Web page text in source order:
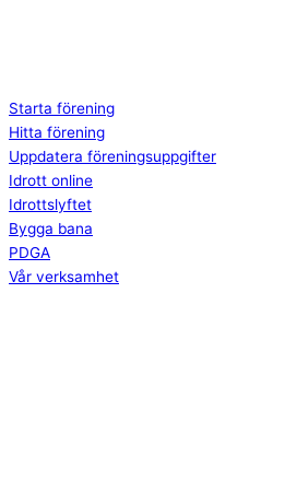
Starta förening
Hitta förening
Uppdatera föreningsuppgifter
Idrott online
Idrottslyftet
Bygga bana
PDGA
Vår verksamhet